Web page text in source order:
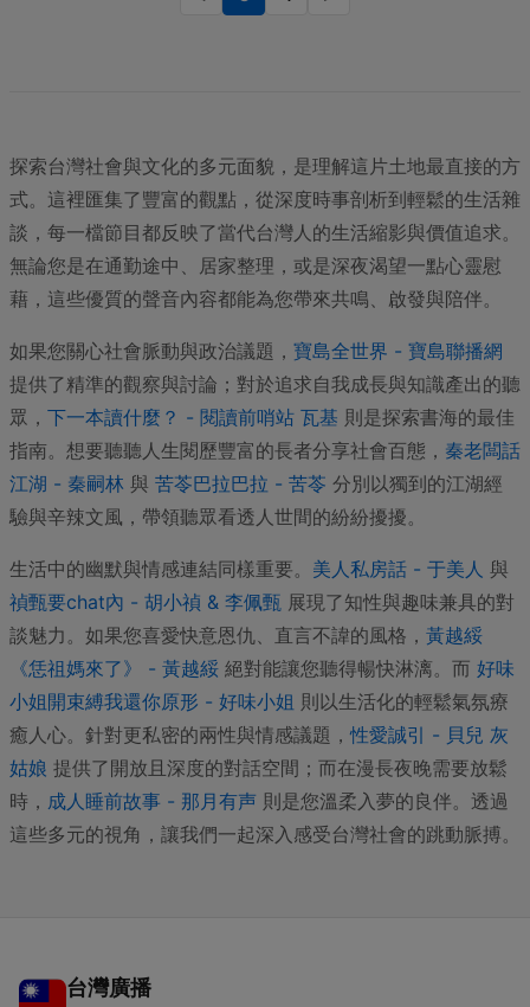
探索台灣社會與文化的多元面貌，是理解這片土地最直接的方
式。這裡匯集了豐富的觀點，從深度時事剖析到輕鬆的生活雜
談，每一檔節目都反映了當代台灣人的生活縮影與價值追求。
無論您是在通勤途中、居家整理，或是深夜渴望一點心靈慰
藉，這些優質的聲音內容都能為您帶來共鳴、啟發與陪伴。
如果您關心社會脈動與政治議題， 寶島全世界 - 寶島聯播網
提供了精準的觀察與討論；對於追求自我成長與知識產出的聽
眾， 下一本讀什麼？ - 閱讀前哨站 瓦基 則是探索書海的最佳
指南。想要聽聽人生閱歷豐富的長者分享社會百態， 秦老闆話
江湖 - 秦嗣林 與 苦苓巴拉巴拉 - 苦苓 分別以獨到的江湖經
驗與辛辣文風，帶領聽眾看透人世間的紛紛擾擾。
生活中的幽默與情感連結同樣重要。 美人私房話 - 于美人 與
禎甄要chat內 - 胡小禎 & 李佩甄 展現了知性與趣味兼具的對
談魅力。如果您喜愛快意恩仇、直言不諱的風格， 黃越綏
《恁祖媽來了》 - 黃越綏 絕對能讓您聽得暢快淋漓。而 好味
小姐開束縛我還你原形 - 好味小姐 則以生活化的輕鬆氣氛療
癒人心。針對更私密的兩性與情感議題，性愛誠引 - 貝兒 灰
姑娘 提供了開放且深度的對話空間；而在漫長夜晚需要放鬆
時， 成人睡前故事 - 那月有声 則是您溫柔入夢的良伴。透過
這些多元的視角，讓我們一起深入感受台灣社會的跳動脈搏。
台灣廣播